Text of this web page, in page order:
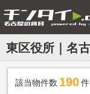
東区役所｜名
該当物件数 190件